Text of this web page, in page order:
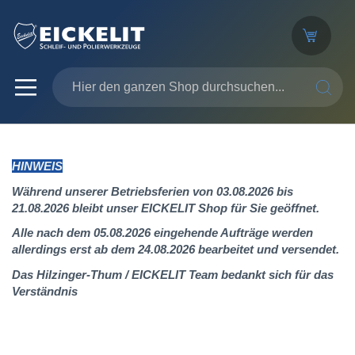
SUCHE
HINWEIS
Während unserer Betriebsferien von 03.08.2026 bis
21.08.2026 bleibt unser EICKELIT Shop für Sie geöffnet.
Alle nach dem 05.08.2026 eingehende Aufträge werden
allerdings erst ab dem 24.08.2026 bearbeitet und versendet.
Das Hilzinger-Thum / EICKELIT Team bedankt sich für das
Verständnis